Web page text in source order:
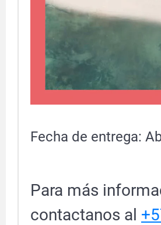
Fecha de entrega:
Para más
contactanos al